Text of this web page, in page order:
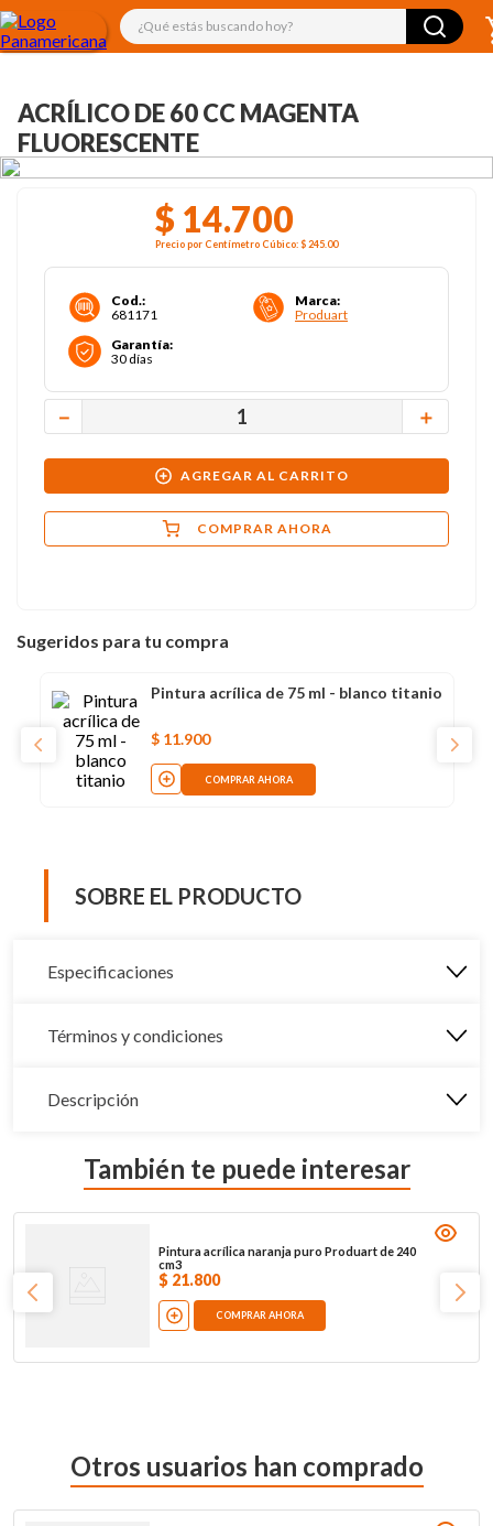
¿Qué estás buscando hoy?
ACRÍLICO DE 60 CC MAGENTA
FLUORESCENTE
$ 14.700
Precio porCentímetro Cúbico:$ 245.00
Cod.:
681171
Marca:
Produart
Garantía:
30 días
＋
－
AGREGAR AL CARRITO
COMPRAR AHORA
Sugeridos para tu compra
Pintura acrílica de 75 ml - blanco titanio
$ 11.900
COMPRAR AHORA
SOBRE EL PRODUCTO
Especificaciones
Términos y condiciones
Descripción
También te puede interesar
Pintura acrílica naranja puro Produart de 240
cm3
$ 21.800
COMPRAR AHORA
Otros usuarios han comprado